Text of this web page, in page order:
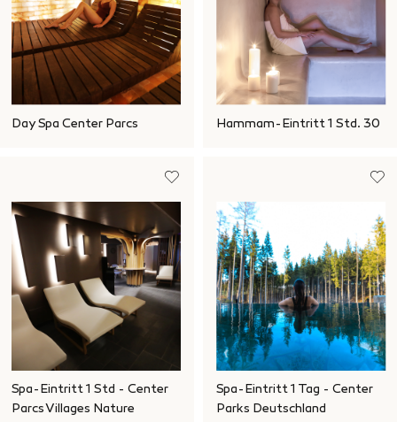
Day Spa Center Parcs Hammam-Eintritt 1 Std. 30
Spa-Eintritt 1 Std - Center
Parcs Villages Nature
Spa-Eintritt 1 Tag - Center
Parks Deutschland